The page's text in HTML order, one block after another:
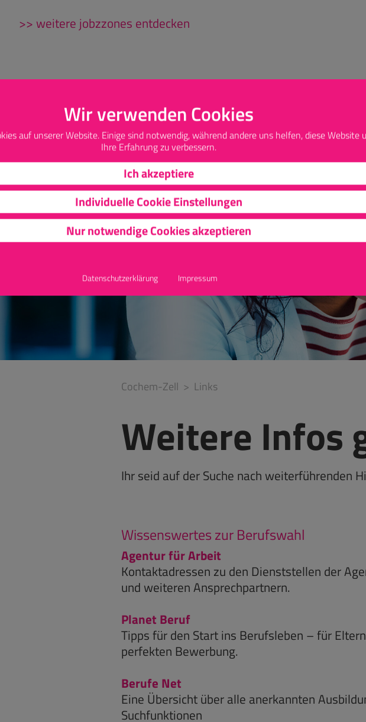
Wir verwenden Cookies
auf unserer Website. Einige sind notwendig, während andere uns helfen, diese Website
Ihre Erfahrung zu verbessern.
Ich akzeptiere
Individuelle Cookie Einstellungen
Nur notwendige Cookies akzeptieren
Datenschutzerklärung Impressum
>> weitere jobzzones entdecken
AUSBILDUNGSBERUFE DUALES STUDIUM
Cochem-Zell Links
Weitere Infos
Ihr seid auf der Suche nach weiterführenden
Wissenswertes zur Berufswahl
Agentur für Arbeit
Kontaktadressen zu den Dienststellen der
und weiteren Ansprechpartnern.
Planet Beruf
Tipps für den Start ins Berufsleben – für
perfekten Bewerbung.
Berufe Net
Eine Übersicht über alle anerkannten
Suchfunktionen